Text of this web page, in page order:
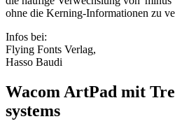
ohne die Kerning-Informationen zu
Infos bei:
Flying Fonts Verlag,
Hasso Baudi
Wacom ArtPad mit
systems